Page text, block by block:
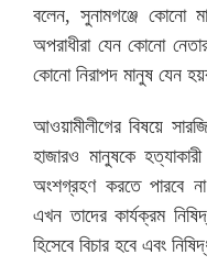
বলেন, সুনামগঞ্জে কোনো
অপরাধীরা যেন কোনো
কোনো নিরাপদ মানুষ যেন
আওয়ামীলীগের বিষয়ে
হাজারও মানুষকে হত্যাকারী
অংশগ্রহণ করতে পারবে
এখন তাদের কার্যক্রম
হিসেবে বিচার হবে এবং